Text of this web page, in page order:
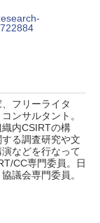
フリーライタ
ンサルタント。
内CSIRTの構
る調査研究や文
などを行なって
CC専門委員。日
議会専門委員。